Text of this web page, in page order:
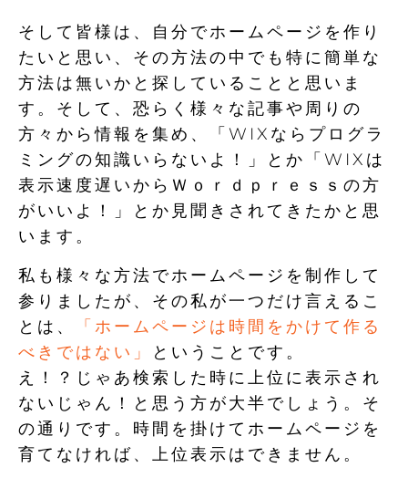
そして皆様は、自分でホームページを作り
たいと思い、その方法の中でも特に簡単な
方法は無いかと探していることと思いま
す。そして、恐らく様々な記事や周りの
方々から情報を集め、「WIXならプログラ
ミングの知識いらないよ！」とか「WIXは
表示速度遅いからＷｏｒｄｐｒｅｓｓの方
がいいよ！」とか見聞きされてきたかと思
います。
私も様々な方法でホームページを制作して
参りましたが、その私が一つだけ言えるこ
とは、
「ホームページは時間をかけて作る
べきではない」
ということです。
え！？じゃあ検索した時に上位に表示され
ないじゃん！と思う方が大半でしょう。そ
の通りです。時間を掛けてホームページを
育てなければ、上位表示はできません。